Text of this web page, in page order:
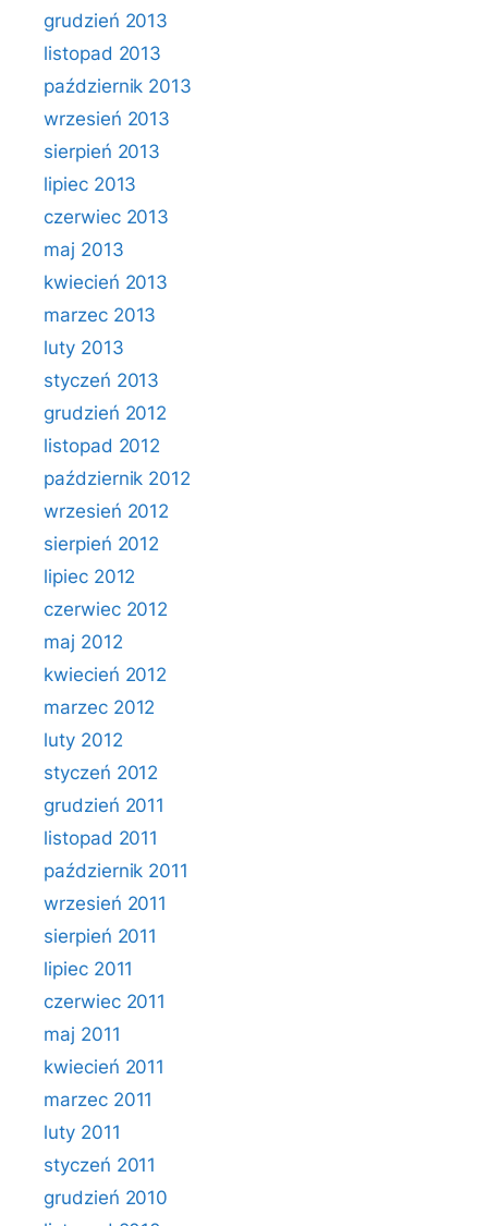
grudzień 2013
listopad 2013
październik 2013
wrzesień 2013
sierpień 2013
lipiec 2013
czerwiec 2013
maj 2013
kwiecień 2013
marzec 2013
luty 2013
styczeń 2013
grudzień 2012
listopad 2012
październik 2012
wrzesień 2012
sierpień 2012
lipiec 2012
czerwiec 2012
maj 2012
kwiecień 2012
marzec 2012
luty 2012
styczeń 2012
grudzień 2011
listopad 2011
październik 2011
wrzesień 2011
sierpień 2011
lipiec 2011
czerwiec 2011
maj 2011
kwiecień 2011
marzec 2011
luty 2011
styczeń 2011
grudzień 2010